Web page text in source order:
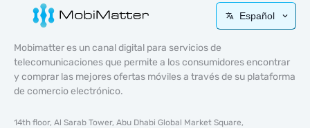
Español
Mobimatter es un canal digital para servicios de
telecomunicaciones que permite a los consumidores encontrar
y comprar las mejores ofertas móviles a través de su plataforma
de comercio electrónico.
14th floor, Al Sarab Tower, Abu Dhabi Global Market Square,